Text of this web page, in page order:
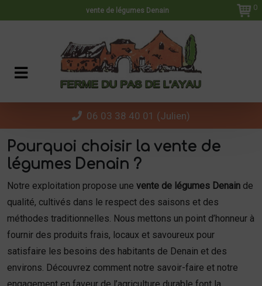
vente de légumes Denain 0
06 03 38 40 01 (Julien)
Pourquoi choisir la vente de
légumes Denain ?
Notre exploitation propose une vente de légumes Denain de
qualité, cultivés dans le respect des saisons et des
méthodes traditionnelles. Nous mettons un point d’honneur à
fournir des produits frais, locaux et savoureux pour
satisfaire les besoins des habitants de Denain et des
environs. Découvrez comment notre savoir-faire et notre
Panneau de gestion des cookies